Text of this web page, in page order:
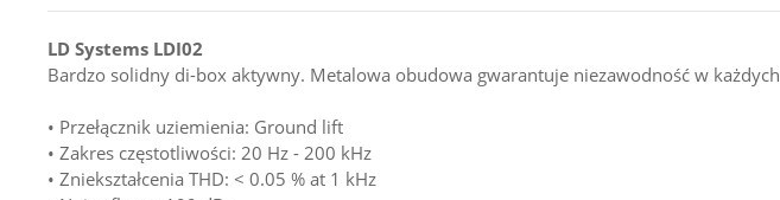
LD Systems LDI02
Bardzo solidny di-box aktywny. Metalowa obudowa gwarantuje niezawodność w
• Przełącznik uziemienia: Ground lift
• Zakres częstotliwości: 20 Hz - 200 kHz
• Zniekształcenia THD: < 0.05 % at 1 kHz